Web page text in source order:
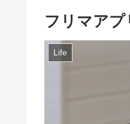
フリマア
Life